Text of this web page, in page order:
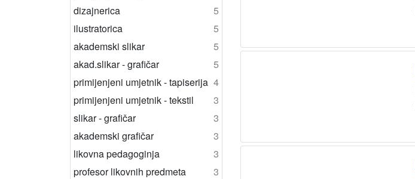
dizajnerica
5
ilustratorica
5
akademski slikar
5
akad.slikar - grafičar
5
primijenjeni umjetnik - tapiserija 4
primijenjeni umjetnik - tekstil
3
slikar - grafičar
3
akademski grafičar
3
likovna pedagoginja
3
profesor likovnih predmeta
3